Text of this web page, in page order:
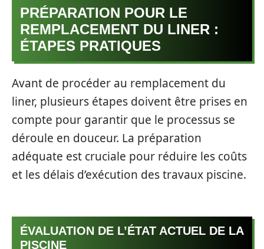
PRÉPARATION POUR LE
REMPLACEMENT DU LINER :
ÉTAPES PRATIQUES
Avant de procéder au remplacement du
liner, plusieurs étapes doivent être prises en
compte pour garantir que le processus se
déroule en douceur. La préparation
adéquate est cruciale pour réduire les coûts
et les délais d’exécution des travaux piscine.
ÉVALUATION DE L’ÉTAT ACTUEL DE LA
PISCINE